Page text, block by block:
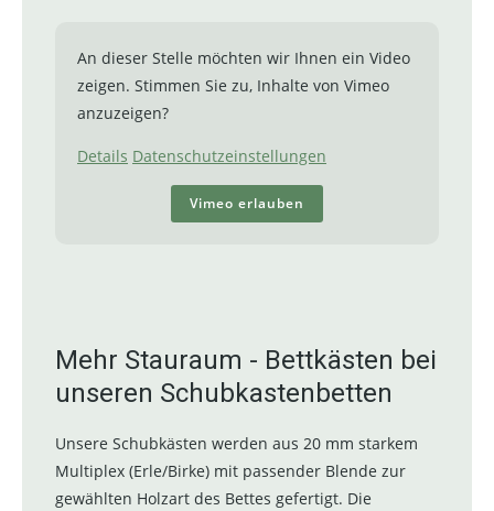
An dieser Stelle möchten wir Ihnen ein Video
zeigen. Stimmen Sie zu, Inhalte von Vimeo
anzuzeigen?
Details Datenschutzeinstellungen
Vimeo erlauben
Mehr Stauraum - Bettkästen bei
unseren Schubkastenbetten
Unsere Schubkästen werden aus 20 mm starkem
Multiplex (Erle/Birke) mit passender Blende zur
gewählten Holzart des Bettes gefertigt. Die